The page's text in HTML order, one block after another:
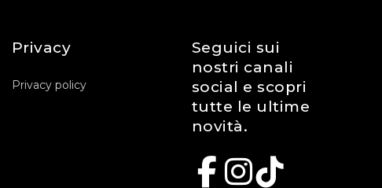
Privacy
Privacy policy
Seguici sui
nostri canali
social e scopri
tutte le ultime
novità.